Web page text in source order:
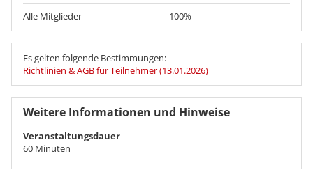
Alle Mitglieder
100%
Es gelten folgende Bestimmungen:
Richtlinien & AGB für Teilnehmer (13.01.2026)
Weitere Informationen und Hinweise
Veranstaltungsdauer
60 Minuten